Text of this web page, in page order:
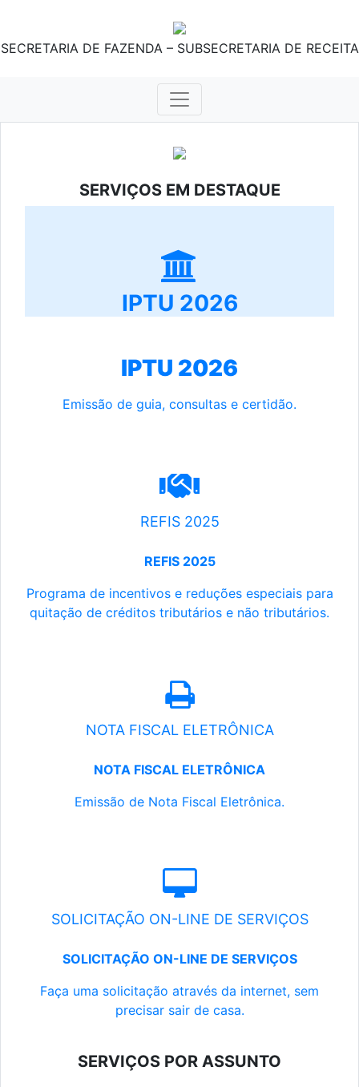
SECRETARIA DE FAZENDA – SUBSECRETARIA DE RECEITA
SERVIÇOS EM DESTAQUE
IPTU 2026
IPTU 2026
Emissão de guia, consultas e certidão.
REFIS 2025
REFIS 2025
Programa de incentivos e reduções especiais para
quitação de créditos tributários e não tributários.
NOTA FISCAL ELETRÔNICA
NOTA FISCAL ELETRÔNICA
Emissão de Nota Fiscal Eletrônica.
SOLICITAÇÃO ON-LINE DE SERVIÇOS
SOLICITAÇÃO ON-LINE DE SERVIÇOS
Faça uma solicitação através da internet, sem
precisar sair de casa.
SERVIÇOS POR ASSUNTO